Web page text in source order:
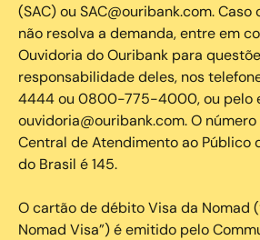
(SAC) ou SAC@ouribank.com. Caso
não resolva a demanda, entre em
Ouvidoria do Ouribank para
responsabilidade deles, nos
4444 ou 0800-775-4000, ou pelo
ouvidoria@ouribank.com. O
Central de Atendimento ao Público
do Brasil é 145.
O cartão de débito Visa da Nomad
Nomad Visa”) é emitido pelo